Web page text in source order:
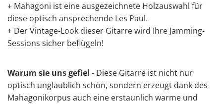
+ Mahagoni ist eine ausgezeichnete Holzauswahl für
diese optisch ansprechende Les Paul.
+ Der Vintage-Look dieser Gitarre wird Ihre Jamming-
Sessions sicher beflügeln!
Warum sie uns gefiel - Diese Gitarre ist nicht nur
optisch unglaublich schön, sondern erzeugt dank des
Mahagonikorpus auch eine erstaunlich warme und